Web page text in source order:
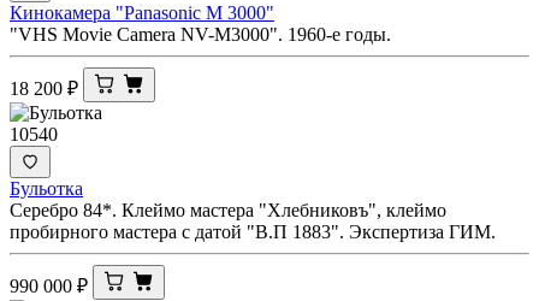
Кинокамера "Panasonic M 3000"
"VHS Movie Camera NV-M3000". 1960-е годы.
18 200 ₽
10540
Бульотка
Серебро 84*. Клеймо мастера "Хлебниковъ", клеймо
пробирного мастера с датой "В.П 1883". Экспертиза ГИМ.
990 000 ₽